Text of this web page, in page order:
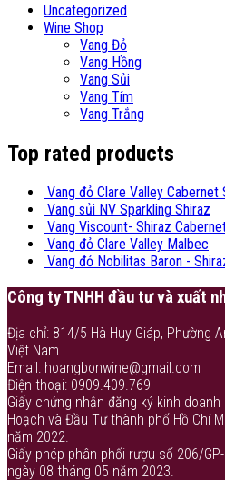
Uncategorized
Wine Shop
Vang Đỏ
Vang Hồng
Vang Sủi
Vang Tím
Vang Trắng
Top rated products
Vang đỏ Clare Valley Cabernet
Vang sủi NV Sparkling Shiraz
Vang Viscount- Shiraz
Vang đỏ Clare Valley Malbec
Vang đỏ Nobilitas Baron -
Công ty TNHH đầu tư và xuất
Địa chỉ: 814/5 Hà Huy Giáp, Phường
Việt Nam.
Email: hoangbonwine@gmail.com
Điện thoại: 0909.409.769
Giấy chứng nhận đăng ký kinh
Hoạch và Đầu Tư thành phố Hồ Chí
năm 2022.
Giấy phép phân phối rượu số 206/
ngày 08 tháng 05 năm 2023.